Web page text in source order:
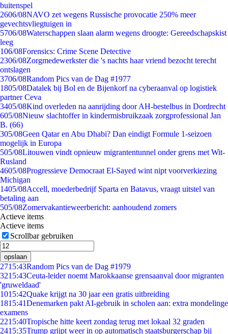
buitenspel
2606/08NAVO zet wegens Russische provocatie 250% meer
gevechtsvliegtuigen in
5706/08Waterschappen slaan alarm wegens droogte: Gereedschapskist
leeg
106/08Forensics: Crime Scene Detective
2306/08Zorgmedewerkster die 's nachts haar vriend bezocht terecht
ontslagen
3706/08Random Pics van de Dag #1977
1805/08Datalek bij Bol en de Bijenkorf na cyberaanval op logistiek
partner Ceva
3405/08Kind overleden na aanrijding door AH-bestelbus in Dordrecht
605/08Nieuw slachtoffer in kindermisbruikzaak zorgprofessional Jan
B. (66)
305/08Geen Qatar en Abu Dhabi? Dan eindigt Formule 1-seizoen
mogelijk in Europa
505/08Litouwen vindt opnieuw migrantentunnel onder grens met Wit-
Rusland
4605/08Progressieve Democraat El-Sayed wint nipt voorverkiezing
Michigan
1405/08Accell, moederbedrijf Sparta en Batavus, vraagt uitstel van
betaling aan
505/08Zomervakantieweerbericht: aanhoudend zomers
Actieve items
Actieve items
Scrollbar gebruiken
opslaan
2715:43Random Pics van de Dag #1979
3215:43Ceuta-leider noemt Marokkaanse grensaanval door migranten
'gruweldaad'
1015:42Quake krijgt na 30 jaar een gratis uitbreiding
1815:41Denemarken pakt AI-gebruik in scholen aan: extra mondelinge
examens
2215:40Tropische hitte keert zondag terug met lokaal 32 graden
2415:35Trump grijpt weer in op automatisch staatsburgerschap bij